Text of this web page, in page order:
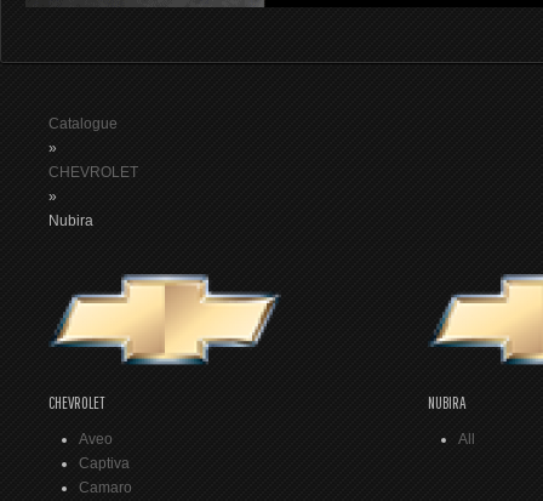
Catalogue
»
CHEVROLET
»
Nubira
CHEVROLET
Aveo
Captiva
Camaro
NUBIRA
All